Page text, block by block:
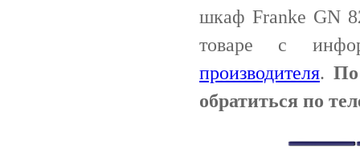
шкаф Franke GN
товаре с
производителя.
обратиться по